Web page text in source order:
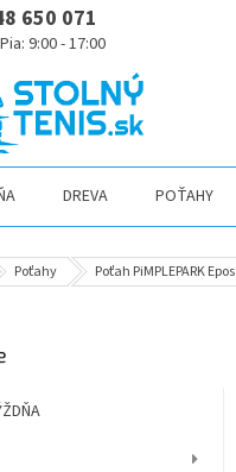
650 071
DREVA POŤAHY
Poťahy Poťah PiMPLEPARK Epos